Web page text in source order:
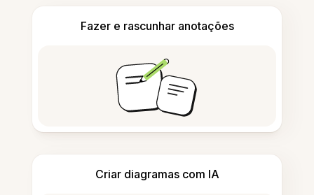
Fazer e rascunhar anotações
Criar diagramas com IA